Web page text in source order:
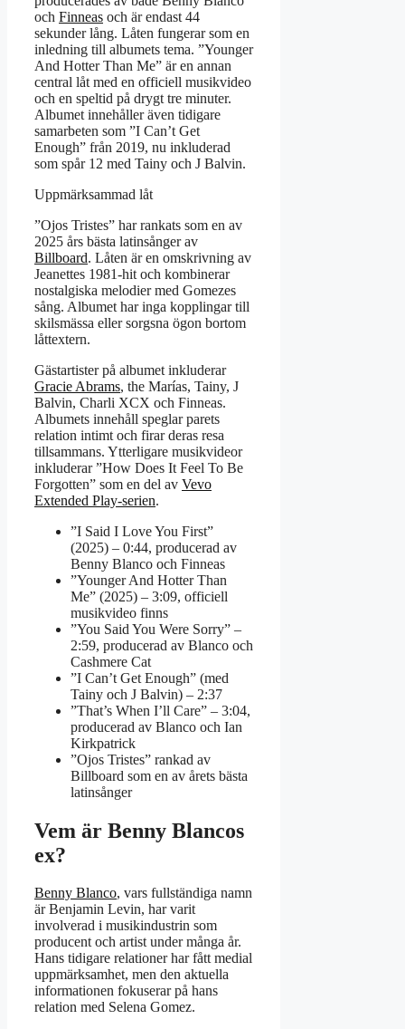
och Finneas och är endast 44
sekunder lång. Låten fungerar som en
inledning till albumets tema. ”Younger
And Hotter Than Me” är en annan
central låt med en officiell musikvideo
och en speltid på drygt tre minuter.
Albumet innehåller även tidigare
samarbeten som ”I Can’t Get
Enough” från 2019, nu inkluderad
som spår 12 med Tainy och J Balvin.
Uppmärksammad låt
”Ojos Tristes” har rankats som en av
2025 års bästa latinsånger av
Billboard. Låten är en omskrivning av
Jeanettes 1981-hit och kombinerar
nostalgiska melodier med Gomezes
sång. Albumet har inga kopplingar till
skilsmässa eller sorgsna ögon bortom
låttextern.
Gästartister på albumet inkluderar
Gracie Abrams, the Marías, Tainy, J
Balvin, Charli XCX och Finneas.
Albumets innehåll speglar parets
relation intimt och firar deras resa
tillsammans. Ytterligare musikvideor
inkluderar ”How Does It Feel To Be
Forgotten” som en del av Vevo
Extended Play-serien.
”I Said I Love You First”
(2025) – 0:44, producerad av
Benny Blanco och Finneas
”Younger And Hotter Than
Me” (2025) – 3:09, officiell
musikvideo finns
”You Said You Were Sorry” –
2:59, producerad av Blanco och
Cashmere Cat
”I Can’t Get Enough” (med
Tainy och J Balvin) – 2:37
”That’s When I’ll Care” – 3:04,
producerad av Blanco och Ian
Kirkpatrick
”Ojos Tristes” rankad av
Billboard som en av årets bästa
latinsånger
Vem är Benny Blancos
ex?
Benny Blanco, vars fullständiga namn
är Benjamin Levin, har varit
involverad i musikindustrin som
producent och artist under många år.
Hans tidigare relationer har fått medial
uppmärksamhet, men den aktuella
informationen fokuserar på hans
relation med Selena Gomez.